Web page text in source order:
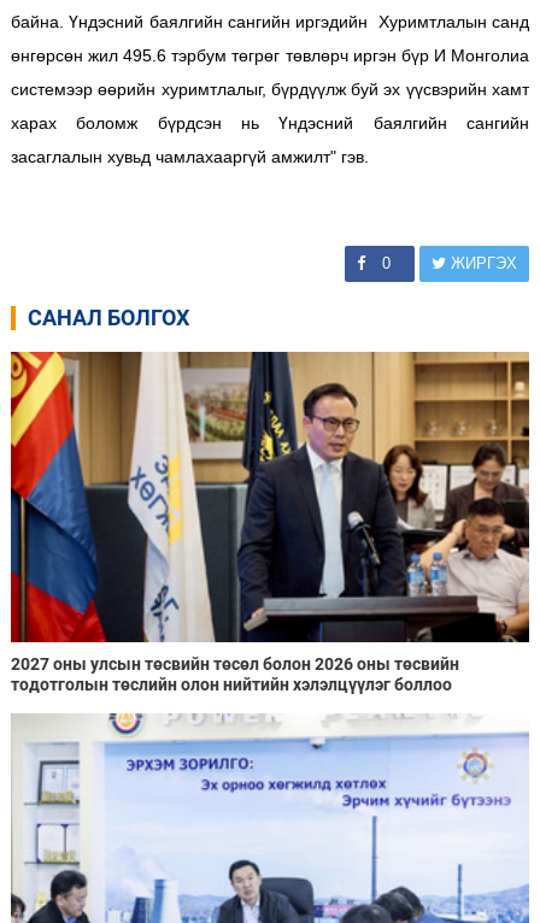
байна.Үндэсний баялгийн сангийн иргэдийн Хуримтлалын санд
өнгөрсөн жил 495.6 тэрбум төгрөг төвлөрч иргэн бүр И Монголиа
системээр өөрийн хуримтлалыг, бүрдүүлж буй эх үүсвэрийн хамт
харах боломж бүрдсэн нь Үндэсний баялгийн сангийн
засаглалын хувьд чамлахааргүй амжилт" гэв.
0 ЖИРГЭХ
САНАЛ БОЛГОХ
2027 оны улсын төсвийн төсөл болон 2026 оны төсвийн
тодотголын төслийн олон нийтийн хэлэлцүүлэг боллоо